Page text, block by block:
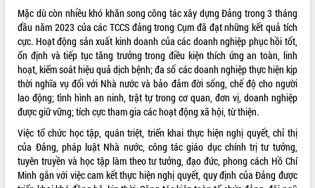
VIDEO
Không có file video nào để phát.
Mặc dù còn nhiều khó khăn song công tác xây dựng Đảng trong 3 tháng
đầu năm 2023 của các TCCS đảng trong Cụm đã đạt những kết quả tích
cực. Hoạt động sản xuất kinh doanh của các doanh nghiệp phục hồi tốt,
ổn định và tiếp tục tăng trưởng trong điều kiện thích ứng an toàn, linh
hoạt, kiểm soát hiệu quả dịch bệnh; đa số các doanh nghiệp thực hiện kịp
thời nghĩa vụ đối với Nhà nước và bảo đảm đời sống, chế độ cho người
lao động; tình hình an ninh, trật tự trong cơ quan, đơn vị, doanh nghiệp
được giữ vững; tích cực tham gia các hoạt động xã hội, từ thiện.
Việc tổ chức học tập, quán triệt, triển khai thực hiện nghị quyết, chỉ thị
của Đảng, pháp luật Nhà nước, công tác giáo dục chính trị tư tưởng,
tuyên truyền và học tập làm theo tư tưởng, đạo đức, phong cách Hồ Chí
Minh gắn với việc cam kết thực hiện nghị quyết, quy định của Đảng được